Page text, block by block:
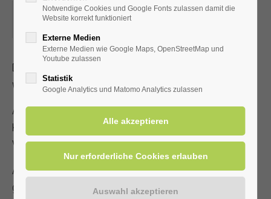
25.08.2025, 15:00–16:00
Dieser Termin hatte sich alle 7 Tage bis zum 25.08.2025
wiederholt. bis zum 25.08.2025.
Abwechslungsreiche Spiele zur Förderung von Teamgeist,
Koordination und Ausdauer. Der Spaß steht dabei immer im
Vordergrund.
Alle Infos zu Sport im Park - Ein Sommer voller Bewegung
gibt es hier:
Notwendige Cookies und Google Fonts zulassen damit die
Website korrekt funktioniert
Externe Medien
Externe Medien wie Google Maps, OpenStreetMap und
Youtube zulassen
Statistik
Google Analytics und Matomo Analytics zulassen